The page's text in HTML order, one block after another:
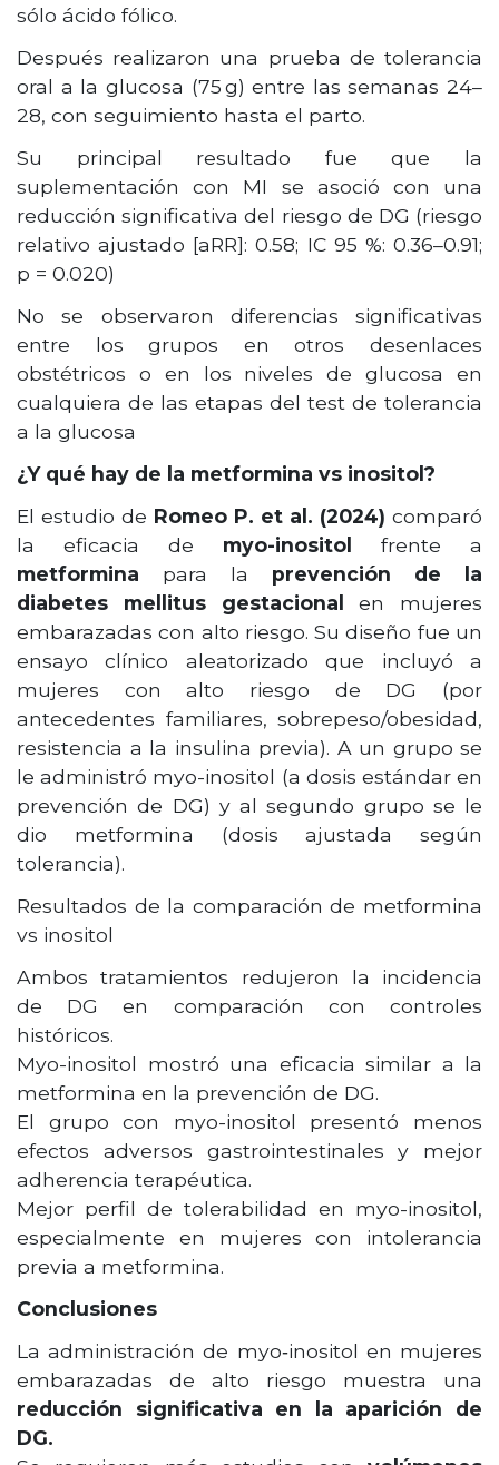
sólo ácido fólico.
Después realizaron una prueba de tolerancia
oral a la glucosa (75 g) entre las semanas 24–
28, con seguimiento hasta el parto.
Su principal resultado fue que la
suplementación con MI se asoció con una
reducción significativa del riesgo de DG (riesgo
relativo ajustado [aRR]: 0.58; IC 95 %: 0.36–0.91;
p = 0.020)
No se observaron diferencias significativas
entre los grupos en otros desenlaces
obstétricos o en los niveles de glucosa en
cualquiera de las etapas del test de tolerancia
a la glucosa
¿Y qué hay de la metformina vs inositol?
El estudio de Romeo P. et al. (2024) comparó
la eficacia de myo-inositol
frente a
metformina para la prevención de la
diabetes mellitus gestacional
en mujeres
embarazadas con alto riesgo. Su diseño fue un
ensayo clínico aleatorizado que incluyó a
mujeres con alto riesgo de DG (por
antecedentes familiares, sobrepeso/obesidad,
resistencia a la insulina previa). A un grupo se
le administró myo-inositol (a dosis estándar en
prevención de DG) y al segundo grupo se le
dio metformina (dosis ajustada según
tolerancia).
Resultados de la comparación de metformina
vs inositol
Ambos tratamientos redujeron la incidencia
de DG en comparación con controles
históricos.
Myo-inositol mostró una eficacia similar a la
metformina en la prevención de DG.
El grupo con myo-inositol presentó menos
efectos adversos gastrointestinales y mejor
adherencia terapéutica.
Mejor perfil de tolerabilidad en myo-inositol,
especialmente en mujeres con intolerancia
previa a metformina.
Conclusiones
La administración de myo‑inositol en mujeres
embarazadas de alto riesgo muestra una
reducción significativa en la aparición de
DG.